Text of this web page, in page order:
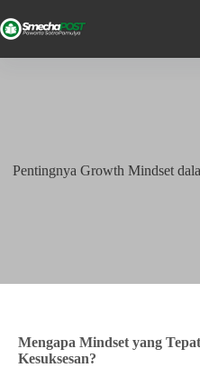
Pentingnya Growth Mindset
Mengapa Mindset yang
Kesuksesan?